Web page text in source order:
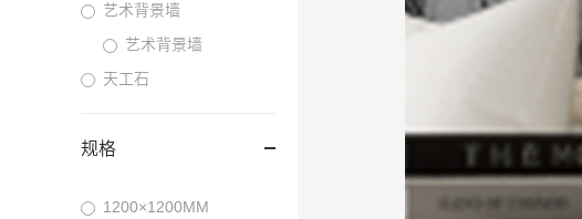
艺术背景墙
艺术背景墙
天工石
规格
1200×1200MM